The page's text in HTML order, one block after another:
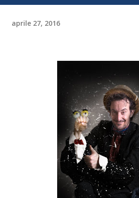
aprile 27, 2016